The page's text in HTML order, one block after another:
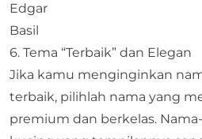
Edgar
Basil
6. Tema “Terbaik” dan Elegan
Jika kamu menginginkan
terbaik, pilihlah nama yang
premium dan berkelas.